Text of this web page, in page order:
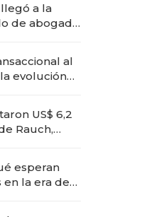
a la
de abogado
al
evolución
US$ 6,2
Rauch,
esperan
la era de